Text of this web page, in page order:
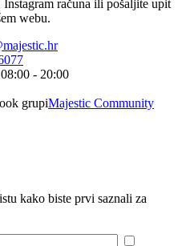
računa ili pošaljite upit
webu.
- 20:00
grupiMajestic Community
kako biste prvi saznali za